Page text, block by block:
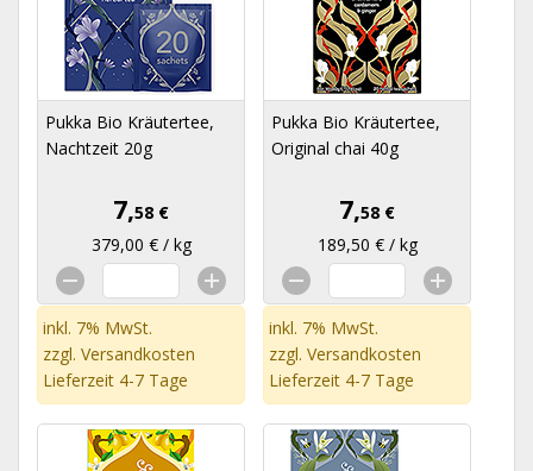
Pukka Bio Kräutertee,
Nachtzeit 20g
7,58 €
379,00 € / kg
inkl. 7% MwSt.
zzgl. Versandkosten
Lieferzeit 4-7 Tage
Pukka Bio Kräutertee,
Original chai 40g
7,58 €
189,50 € / kg
inkl. 7% MwSt.
zzgl. Versandkosten
Lieferzeit 4-7 Tage